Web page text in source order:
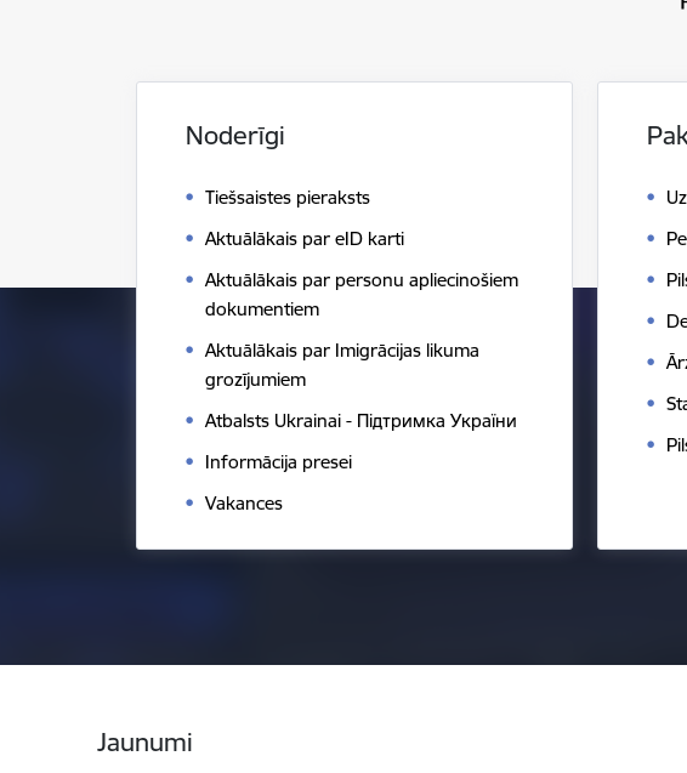
Noderīgi
Tiešsaistes pieraksts
Aktuālākais par eID karti
Aktuālākais par personu apliecinošiem
dokumentiem
Aktuālākais par Imigrācijas likuma
grozījumiem
Atbalsts Ukrainai - Підтримка України
Informācija presei
Vakances
Jaunumi